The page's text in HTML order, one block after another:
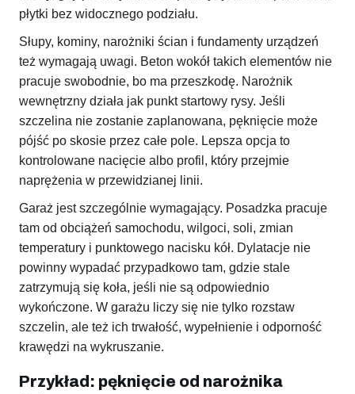
płytki bez widocznego podziału.
Słupy, kominy, narożniki ścian i fundamenty urządzeń
też wymagają uwagi. Beton wokół takich elementów nie
pracuje swobodnie, bo ma przeszkodę. Narożnik
wewnętrzny działa jak punkt startowy rysy. Jeśli
szczelina nie zostanie zaplanowana, pęknięcie może
pójść po skosie przez całe pole. Lepsza opcja to
kontrolowane nacięcie albo profil, który przejmie
naprężenia w przewidzianej linii.
Garaż jest szczególnie wymagający. Posadzka pracuje
tam od obciążeń samochodu, wilgoci, soli, zmian
temperatury i punktowego nacisku kół. Dylatacje nie
powinny wypadać przypadkowo tam, gdzie stale
zatrzymują się koła, jeśli nie są odpowiednio
wykończone. W garażu liczy się nie tylko rozstaw
szczelin, ale też ich trwałość, wypełnienie i odporność
krawędzi na wykruszanie.
Przykład: pęknięcie od narożnika